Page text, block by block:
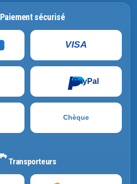
Paiement sécurisé
VISA
PayPal
Chèque
Transporteurs